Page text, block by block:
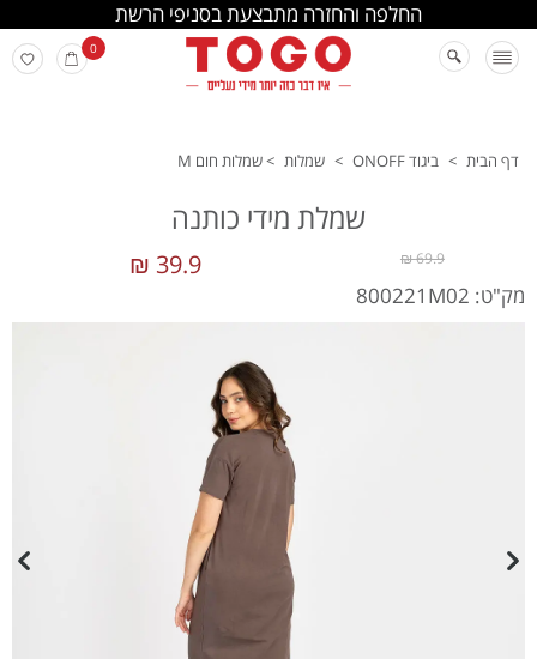
החלפה והחזרה מתבצעת בסניפי הרשת
0
דף הבית > ביגוד ONOFF > שמלות >שמלות חום M
שמלת מידי כותנה
39.9 ₪ 69.9 ₪
מק"ט: 800221M02